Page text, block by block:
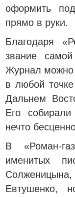
оформить
прямо в руки.
Благодаря
звание
Журнал можно
в любой
Дальнем
Его
нечто
В «Роман-
именитых
Солженицына,
Евтушенко,